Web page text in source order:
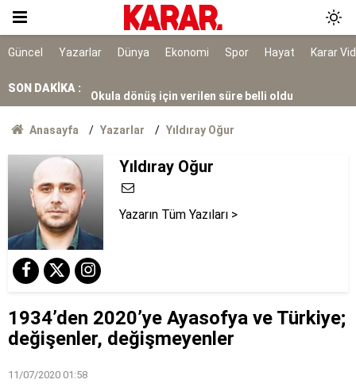
Güncel Yazarlar Dünya Ekonomi Spor Hayat Karar
SON DAKİKA :
“Çerçeve yasa” yarın görüşülecek
Nazar'ın yeni görüntüleri dava dosyasında
Komşuların koku ihbarı gerçeği ortaya çıkardı
YKS tercihleri yarın sona eriyor
Anasayfa Yazarlar Yıldıray Oğur
Yıldıray Oğur
Yazarın Tüm Yazıları >
1934’den 2020’ye Ayasofya ve Türkiye;
değişenler, değişmeyenler
11/07/2020 01:58